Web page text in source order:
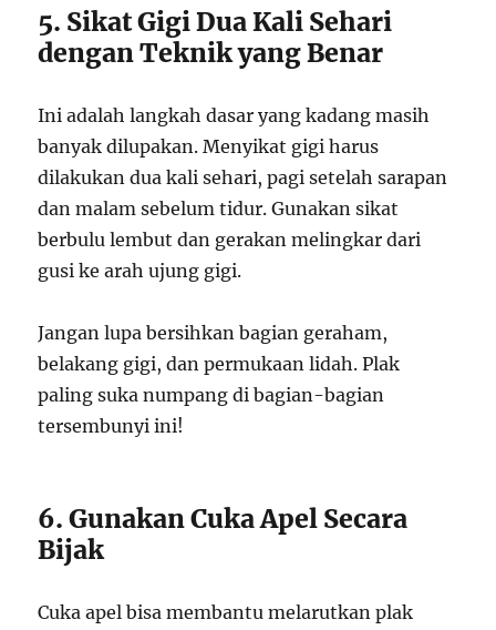
5. Sikat Gigi Dua Kali Sehari
dengan Teknik yang Benar
Ini adalah langkah dasar yang kadang masih
banyak dilupakan. Menyikat gigi harus
dilakukan dua kali sehari, pagi setelah sarapan
dan malam sebelum tidur. Gunakan sikat
berbulu lembut dan gerakan melingkar dari
gusi ke arah ujung gigi.
Jangan lupa bersihkan bagian geraham,
belakang gigi, dan permukaan lidah. Plak
paling suka numpang di bagian-bagian
tersembunyi ini!
6. Gunakan Cuka Apel Secara
Bijak
Cuka apel bisa membantu melarutkan plak